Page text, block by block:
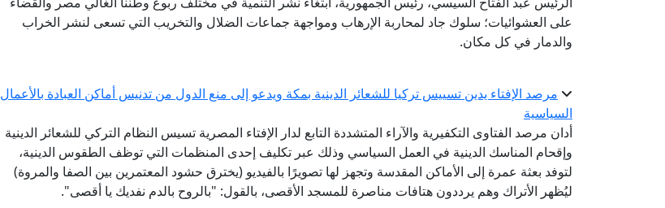
على العشوائيات؛ سلوك جاد لمحاربة الإرهاب ومواجهة جماعات الضلال والتخريب التي تسعى لنشر الخراب
والدمار في كل مكان.
مرصد الإفتاء يدين تسييس تركيا للشعائر الدينية بمكة ويدعو إلى منع الدول من تدنيس أماكن العبادة بالأعمال
السياسية
أدان مرصد الفتاوى التكفيرية والآراء المتشددة التابع لدار الإفتاء المصرية تسيس النظام التركي للشعائر الدينية
وإقحام المناسك الدينية في العمل السياسي وذلك عبر تكليف إحدى المنظمات التي توظف الطقوس الدينية،
لتوفد بعثة عمرة إلى الأماكن المقدسة وتجهز لها تصويرًا بالفيديو (يخترق حشود المعتمرين بين الصفا والمروة)
ليُظهر الأتراك وهم يرددون هتافات مناصرة للمسجد الأقصى، بالقول: "بالروح بالدم نفديك يا أقصى".